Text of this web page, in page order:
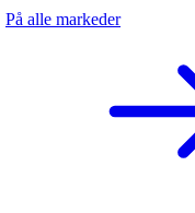
På alle markeder